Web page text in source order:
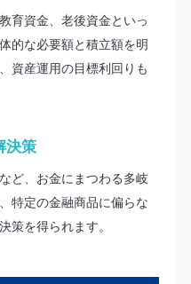
育資金、老後資金といっ
的な必要額と積立額を明
資産運用の目標利回りも
決策
ど、お金にまつわる多岐
特定の金融商品に偏らな
策を得られます。